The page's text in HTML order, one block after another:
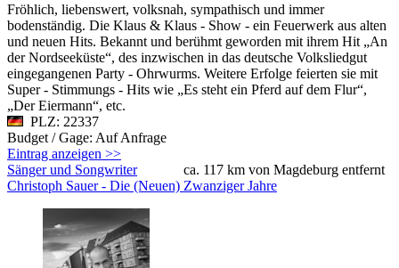
Fröhlich, liebenswert, volksnah, sympathisch und immer
bodenständig. Die Klaus & Klaus - Show - ein Feuerwerk aus alten
und neuen Hits. Bekannt und berühmt geworden mit ihrem Hit „An
der Nordseeküste“, des inzwischen in das deutsche Volksliedgut
eingegangenen Party - Ohrwurms. Weitere Erfolge feierten sie mit
Super - Stimmungs - Hits wie „Es steht ein Pferd auf dem Flur“,
„Der Eiermann“, etc.
PLZ: 22337
Budget / Gage: Auf Anfrage
Eintrag anzeigen >>
ca. 117 km von Magdeburg entfernt
Sänger und Songwriter
Christoph Sauer - Die (Neuen) Zwanziger Jahre